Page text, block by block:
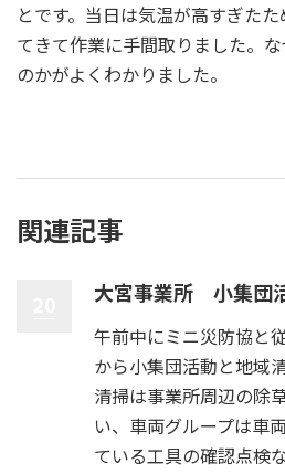
とです。当日は気温が高すぎた
てきて作業に手間取りました。
のかがよくわかりました。
関連記事
大宮事業所 小集団
午前中にミニ災防協と
から小集団活動と地域
清掃は事業所周辺の除
い、車両グループは車
ている工具の確認点検